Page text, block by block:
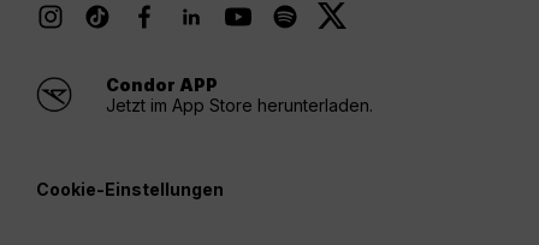
Condor APP
Jetzt im App Store herunterladen.
Cookie-Einstellungen